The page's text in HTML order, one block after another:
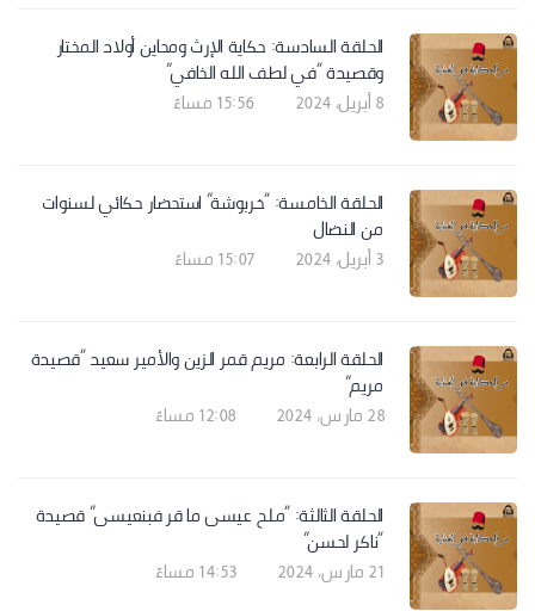
الحلقة السادسة: حكاية الإرث ومحاين أولاد المختار
وقصيدة “في لطف الله الخافي”
الحلقة الخامسة: “خربوشة” استحضار حكائي لسنوات
من النضال
الحلقة الرابعة: مريم قمر الزين والأمير سعيد “قصيدة
مريم”
28 مارس، 2024 | 12:08 مساءً
الحلقة الثالثة: “ملح عيسى ما قر فبنعيسى” قصيدة
“ناكر لحسن”
21 مارس، 2024 | 14:53 مساءً